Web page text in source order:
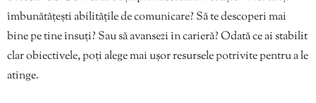
îmbunătățești abilitățile de comunicare? Să te descoperi mai
bine pe tine însuți? Sau să avansezi în carieră? Odată ce ai stabilit
clar obiectivele, poți alege mai ușor resursele potrivite pentru a le
atinge.